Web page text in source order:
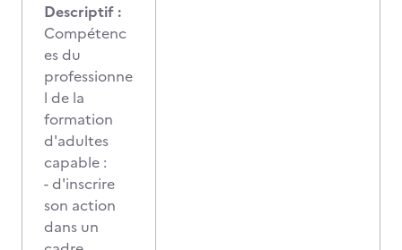
Descriptif :
Compétenc
es du
professionne
l de la
formation
d'adultes
capable :
- d'inscrire
son action
dans un